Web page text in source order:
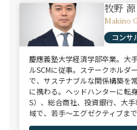
牧野 源
Makino
コンサ
慶應義塾大学経済学部卒業。大
ルSCMに従事。ステークホルダ
で、サステナブルな関係構築を
に携わる。ヘッドハンターに転
S）、総合商社、投資銀行、大
域で、若手～エグゼクティブま